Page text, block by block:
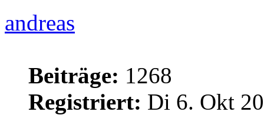
andreas
Beiträge: 1268
Registriert: Di 6. Okt